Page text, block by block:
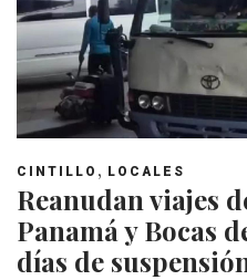
CINTILLO , LOCALES
Reanudan viajes
Panamá y Bocas
días de